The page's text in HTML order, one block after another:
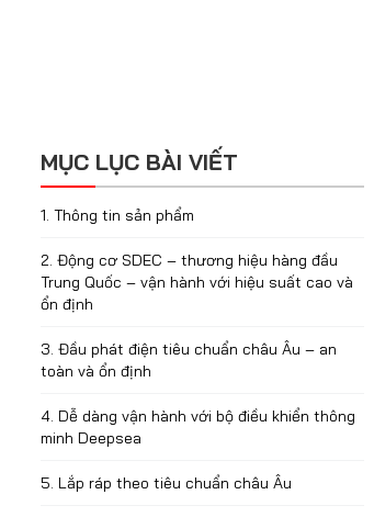
MỤC LỤC BÀI VIẾT
1. Thông tin sản phẩm
2. Động cơ SDEC – thương hiệu hàng đầu
Trung Quốc – vận hành với hiệu suất cao và
ổn định
3. Đầu phát điện tiêu chuẩn châu Âu – an
toàn và ổn định
4. Dễ dàng vận hành với bộ điều khiển thông
minh Deepsea
5. Lắp ráp theo tiêu chuẩn châu Âu